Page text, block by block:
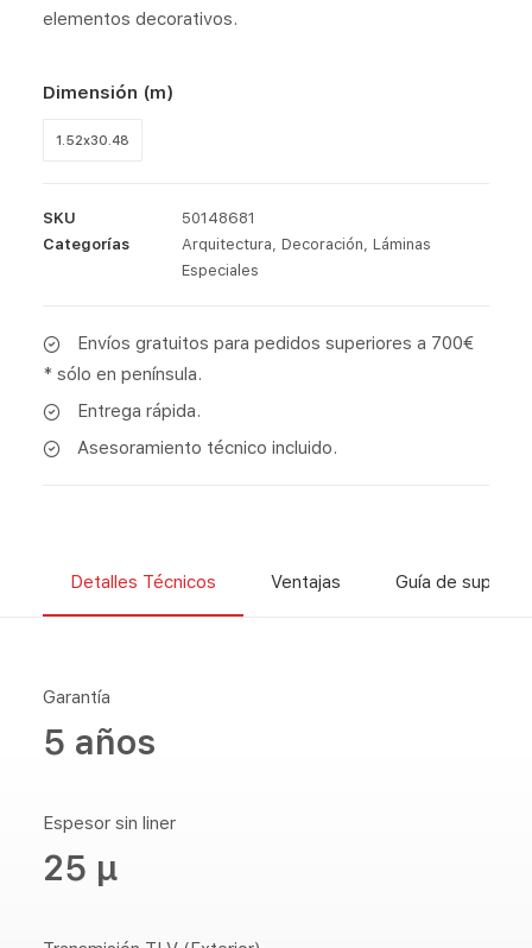
elementos decorativos.
Dimensión (m)
1.52x30.48
SKU
50148681
Categorías
Arquitectura, Decoración, Láminas
Especiales
Envíos gratuitos para pedidos superiores a 700€
* sólo en península.
Entrega rápida.
Asesoramiento técnico incluido.
Detalles Técnicos Ventajas Guía de
Garantía
5 años
Espesor sin liner
25 µ